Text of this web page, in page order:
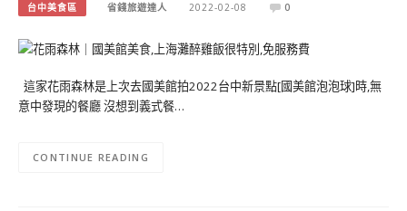
台中美食區 省錢旅遊達人 2022-02-08 0
這家花雨森林是上次去國美館拍2022台中新景點[國美館泡泡球]時,無
意中發現的餐廳 沒想到義式餐…
CONTINUE READING